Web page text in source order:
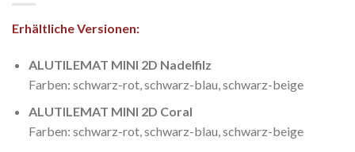
Erhältliche Versionen:
ALUTILEMAT MINI 2D Nadelfilz
Farben: schwarz-rot, schwarz-blau, schwarz-beige
ALUTILEMAT MINI 2D Coral
Farben: schwarz-rot, schwarz-blau, schwarz-beige